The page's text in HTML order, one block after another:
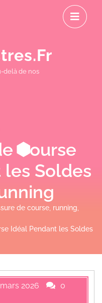
delà de nos
Course
Soldes
de course running
Idéal Pendant les Soldes
2026
0